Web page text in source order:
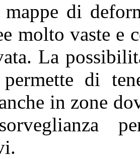
di
molto vaste e
La
di
in zone